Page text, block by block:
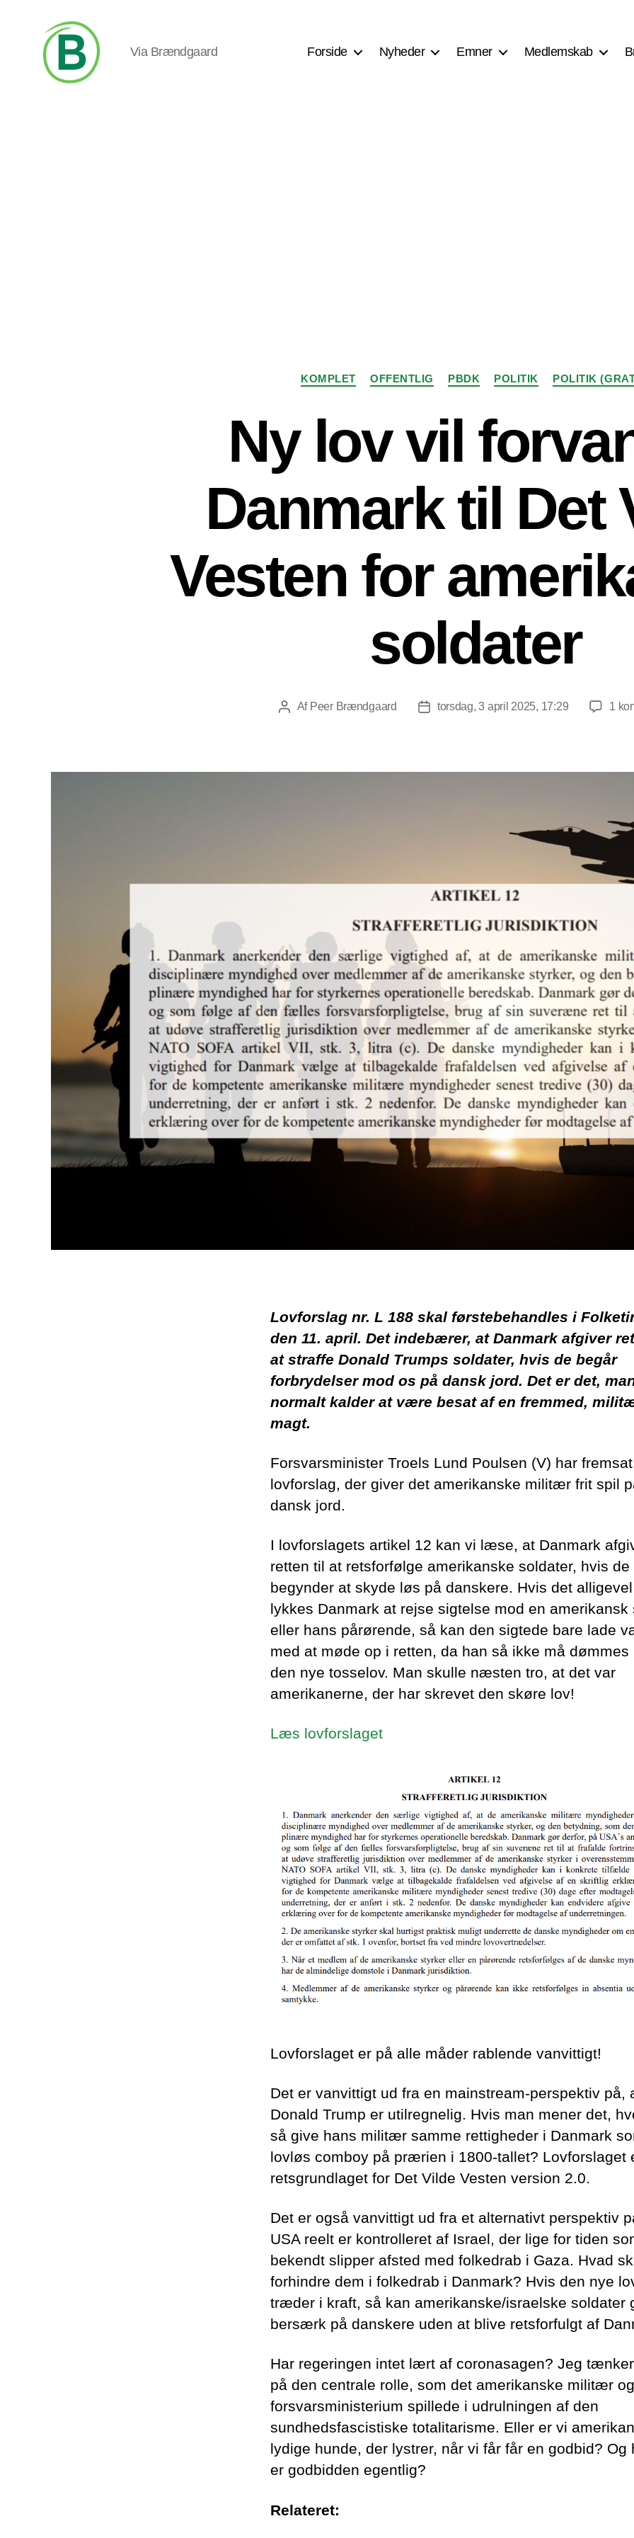
Via Brændgaard Forside Nyheder Emner Medlemskab
Kategorier
KOMPLET OFFENTLIG PBDK POLITIK POLITIK
Ny lov vil
Danmark til Det
Vesten for
soldater
Indlægsforfatter
Af Peer Brændgaard Indlægsdato
torsdag, 3 april 2025, 17:29 1
Lovforslag nr. L 188 skal førstebehandles i
den 11. april. Det indebærer, at Danmark afgiver
at straffe Donald Trumps soldater, hvis de begår
forbrydelser mod os på dansk jord. Det er det,
normalt kalder at være besat af en fremmed,
magt.
Forsvarsminister Troels Lund Poulsen (V) har
lovforslag, der giver det amerikanske militær frit spil
dansk jord.
I lovforslagets artikel 12 kan vi læse, at Danmark
retten til at retsforfølge amerikanske soldater, hvis de
begynder at skyde løs på danskere. Hvis det
lykkes Danmark at rejse sigtelse mod en amerikansk
eller hans pårørende, så kan den sigtede bare lade
med at møde op i retten, da han så ikke må dømmes
den nye tosselov. Man skulle næsten tro, at det var
amerikanerne, der har skrevet den skøre lov!
Læs lovforslaget
Lovforslaget er på alle måder rablende vanvittigt!
Det er vanvittigt ud fra en mainstream-perspektiv på,
Donald Trump er utilregnelig. Hvis man mener det,
så give hans militær samme rettigheder i Danmark
lovløs comboy på prærien i 1800-tallet? Lovforslaget
retsgrundlaget for Det Vilde Vesten version 2.0.
Det er også vanvittigt ud fra et alternativt perspektiv
USA reelt er kontrolleret af Israel, der lige for tiden
bekendt slipper afsted med folkedrab i Gaza. Hvad
forhindre dem i folkedrab i Danmark? Hvis den nye
træder i kraft, så kan amerikanske/israelske soldater
bersærk på danskere uden at blive retsforfulgt af
Har regeringen intet lært af coronasagen? Jeg
på den centrale rolle, som det amerikanske militær og
forsvarsministerium spillede i udrulningen af den
sundhedsfascistiske totalitarisme. Eller er vi
lydige hunde, der lystrer, når vi får får en godbid? Og
er godbidden egentlig?
Relateret: